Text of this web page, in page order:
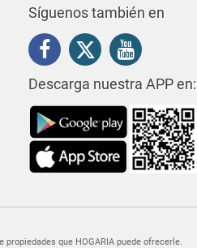
Síguenos también en
Descarga nuestra APP en:
que HOGARIA puede ofrecerle.